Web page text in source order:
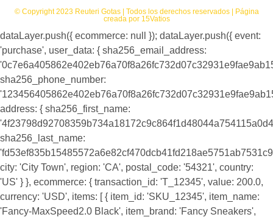
© Copyright 2023 Reuteri Gotas | Todos los derechos reservados | Página
creada por 15Vatios
dataLayer.push({ ecommerce: null }); dataLayer.push({ event:
'purchase', user_data: { sha256_email_address:
sha256_phone_number:
address: { sha256_first_name:
sha256_last_name:
city: 'City Town', region: 'CA', postal_code: '54321', country:
'US' } }, ecommerce: { transaction_id: 'T_12345', value: 200.0,
currency: 'USD', items: [ { item_id: 'SKU_12345', item_name:
'Fancy-MaxSpeed2.0 Black', item_brand: 'Fancy Sneakers',